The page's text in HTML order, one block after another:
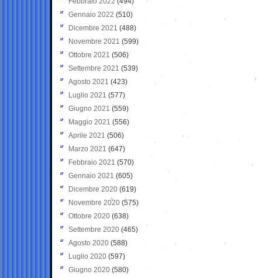
Gennaio 2022 (510)
Dicembre 2021 (488)
Novembre 2021 (599)
Ottobre 2021 (506)
Settembre 2021 (539)
Agosto 2021 (423)
Luglio 2021 (577)
Giugno 2021(559)
Maggio 2021 (556)
Aprile 2021 (506)
Marzo 2021 (647)
Febbraio 2021 (570)
Gennaio 2021 (605)
Dicembre 2020 (619)
Novembre 2020 (575)
Ottobre 2020 (638)
Settembre 2020(465)
Agosto 2020 (588)
Luglio 2020 (597)
Giugno 2020 (580)